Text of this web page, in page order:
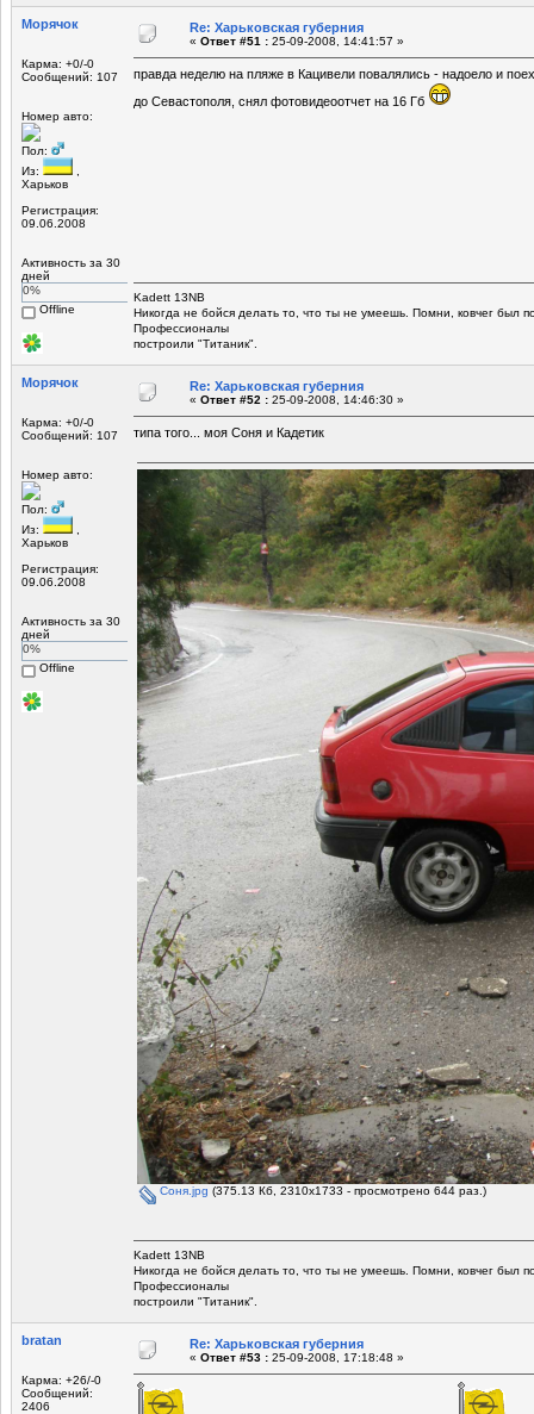
Морячок
Карма: +0/-0
Сообщений: 107
Номер авто:
Пол:
Из:
Харьков
Регистрация:
09.06.2008
Активность за 30
дней
0%
Offline
Re: Харьковская губерния
« Ответ #51 : 25-09-2008, 14:41:57 »
правда неделю на пляже в Кацивели повалялись - надоело и
до Севастополя, снял фотовидеоотчет на 16 Гб
Kadett 13NB
Никогда не бойся делать то, что ты не умеешь. Помни, ковчег был
Профессионалы
построили "Титаник".
Морячок
Карма: +0/-0
Сообщений: 107
Номер авто:
Пол:
Из:
Харьков
Регистрация:
09.06.2008
Активность за 30
дней
0%
Offline
Re: Харьковская губерния
« Ответ #52 : 25-09-2008, 14:46:30 »
типа того... моя Соня и Кадетик
Соня.jpg (375.13 Кб, 2310x1733 - просмотрено 644 раз.)
Kadett 13NB
Никогда не бойся делать то, что ты не умеешь. Помни, ковчег был
Профессионалы
построили "Титаник".
bratan
Карма: +26/-0
Сообщений:
2406
Re: Харьковская губерния
« Ответ #53 : 25-09-2008, 17:18:48 »